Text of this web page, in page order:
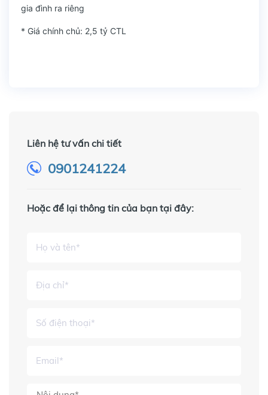
gia đình ra riêng
* Giá chính chủ: 2,5 tỷ CTL
Liên hệ tư vấn chi tiết
0901241224
Hoặc để lại thông tin của bạn tại đây: